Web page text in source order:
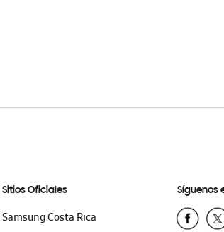
Sitios Oficiales
Samsung Costa Rica
Síguenos